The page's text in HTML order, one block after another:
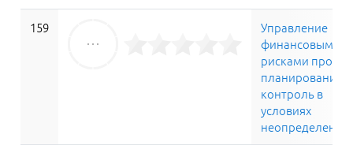
159
Управление
финансовыми
рисками
планирование и
контроль в
условиях